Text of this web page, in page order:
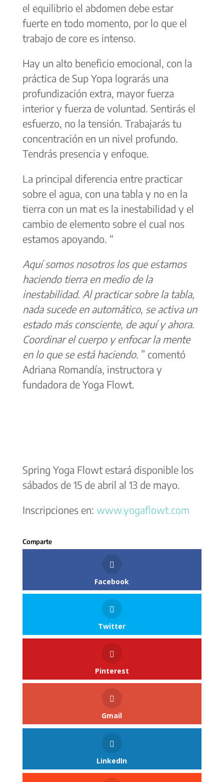
el equilibrio el abdomen debe estar
fuerte en todo momento, por lo que el
trabajo de core es intenso.
Hay un alto beneficio emocional, con la
práctica de Sup Yopa lograrás una
profundización extra, mayor fuerza
interior y fuerza de voluntad. Sentirás el
esfuerzo, no la tensión. Trabajarás tu
concentración en un nivel profundo.
Tendrás presencia y enfoque.
La principal diferencia entre practicar
sobre el agua, con una tabla y no en la
tierra con un mat es la inestabilidad y el
cambio de elemento sobre el cual nos
estamos apoyando. “
Aquí somos nosotros los que estamos
haciendo tierra en medio de la
inestabilidad. Al practicar sobre la tabla,
nada sucede en automático, se activa un
estado más consciente, de aquí y ahora.
Coordinar el cuerpo y enfocar la mente
en lo que se está haciendo. ” comentó
Adriana Romandía, instructora y
fundadora de Yoga Flowt.
Spring Yoga Flowt estará disponible los
sábados de 15 de abril al 13 de mayo.
Inscripciones en: www.yogaflowt.com
Facebook
Twitter
Pinterest
Gmail
LinkedIn